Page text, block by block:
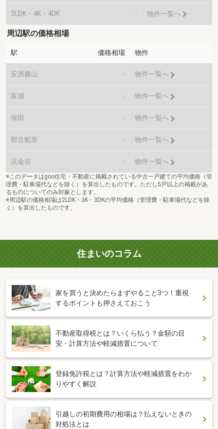
3LDK・4K・4DK - 物件一覧へ
周辺駅の価格相場
駅 価格相場 物件
安房勝山 - 物件一覧へ
富浦 - 物件一覧へ
保田 - 物件一覧へ
那古船形 - 物件一覧へ
浜金谷 - 物件一覧へ
※このデータはgoo住宅・不動産に掲載されている中古一戸建ての平均価格（管
理費・駐車場代などを除く）を算出したものです。ただし5戸以上の掲載があ
るものについてのみ対象とします。
※周辺駅の価格相場は2LDK・3K・3DKの平均価格（管理費・駐車場代などを除
く）を算出したものです。
住まいのコラム
家を買うと決めたらまずやること3つ！重視
するポイントも押さえておこう
不動産取得税とは？いくら払う？金額の目
安・計算方法や軽減措置について
登録免許税とは？計算方法や軽減措置をわか
りやすく解説
引越しの初期費用の相場は？払えないときの
対処法とは